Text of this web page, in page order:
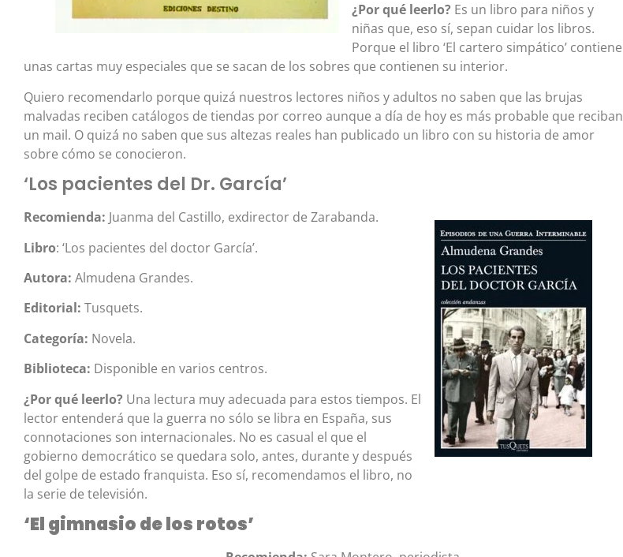
¿Por qué leerlo? Es un libro para niños y
niñas que, eso sí, sepan cuidar los libros.
Porque el libro ‘El cartero simpático’ contiene
unas cartas muy especiales que se sacan de los sobres que contienen su interior.
Quiero recomendarlo porque quizá nuestros lectores niños y adultos no saben que las brujas
malvadas reciben catálogos de tiendas por correo aunque a día de hoy es más probable que reciban
un mail. O quizá no saben que sus altezas reales han publicado un libro con su historia de amor
sobre cómo se conocieron.
‘Los pacientes del Dr. García’
Recomienda: Juanma del Castillo, exdirector de Zarabanda.
Libro: ‘Los pacientes del doctor García’.
Autora: Almudena Grandes.
Editorial: Tusquets.
Categoría: Novela.
Biblioteca: Disponible en varios centros.
¿Por qué leerlo? Una lectura muy adecuada para estos tiempos. El
lector entenderá que la guerra no sólo se libra en España, sus
connotaciones son internacionales. No es casual el que el
gobierno democrático se quedara solo, antes, durante y después
del golpe de estado franquista. Eso sí, recomendamos el libro, no
la serie de televisión.
‘El gimnasio de los rotos’